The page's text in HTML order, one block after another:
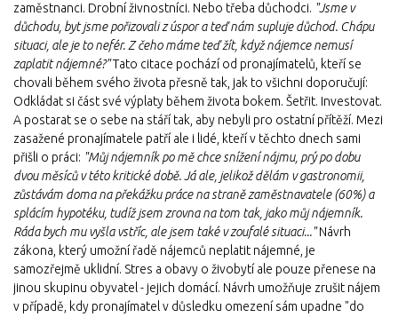
zaměstnanci. Drobní živnostníci. Nebo třeba důchodci. "Jsme v
důchodu, byt jsme pořizovali z úspor a teď nám supluje důchod. Chápu
situaci, ale je to nefér. Z čeho máme teď žít, když nájemce nemusí
zaplatit nájemné?"Tato citace pochází od pronajímatelů, kteří se
chovali během svého života přesně tak, jak to všichni doporučují:
Odkládat si část své výplaty během života bokem. Šetřit. Investovat.
A postarat se o sebe na stáří tak, aby nebyli pro ostatní přítěží. Mezi
zasažené pronajímatele patří ale i lidé, kteří v těchto dnech sami
přišli o práci: "Můj nájemník po mě chce snížení nájmu, prý po dobu
dvou měsíců v této kritické době. Já ale, jelikož dělám v gastronomii,
zůstávám doma na překážku práce na straně zaměstnavatele (60%) a
splácím hypotéku, tudíž jsem zrovna na tom tak, jako můj nájemník.
Ráda bych mu vyšla vstříc, ale jsem také v zoufalé situaci..."Návrh
zákona, který umožní řadě nájemců neplatit nájemné, je
samozřejmě uklidní. Stres a obavy o živobytí ale pouze přenese na
jinou skupinu obyvatel - jejich domácí. Návrh umožňuje zrušit nájem
v případě, kdy pronajímatel v důsledku omezení sám upadne "do